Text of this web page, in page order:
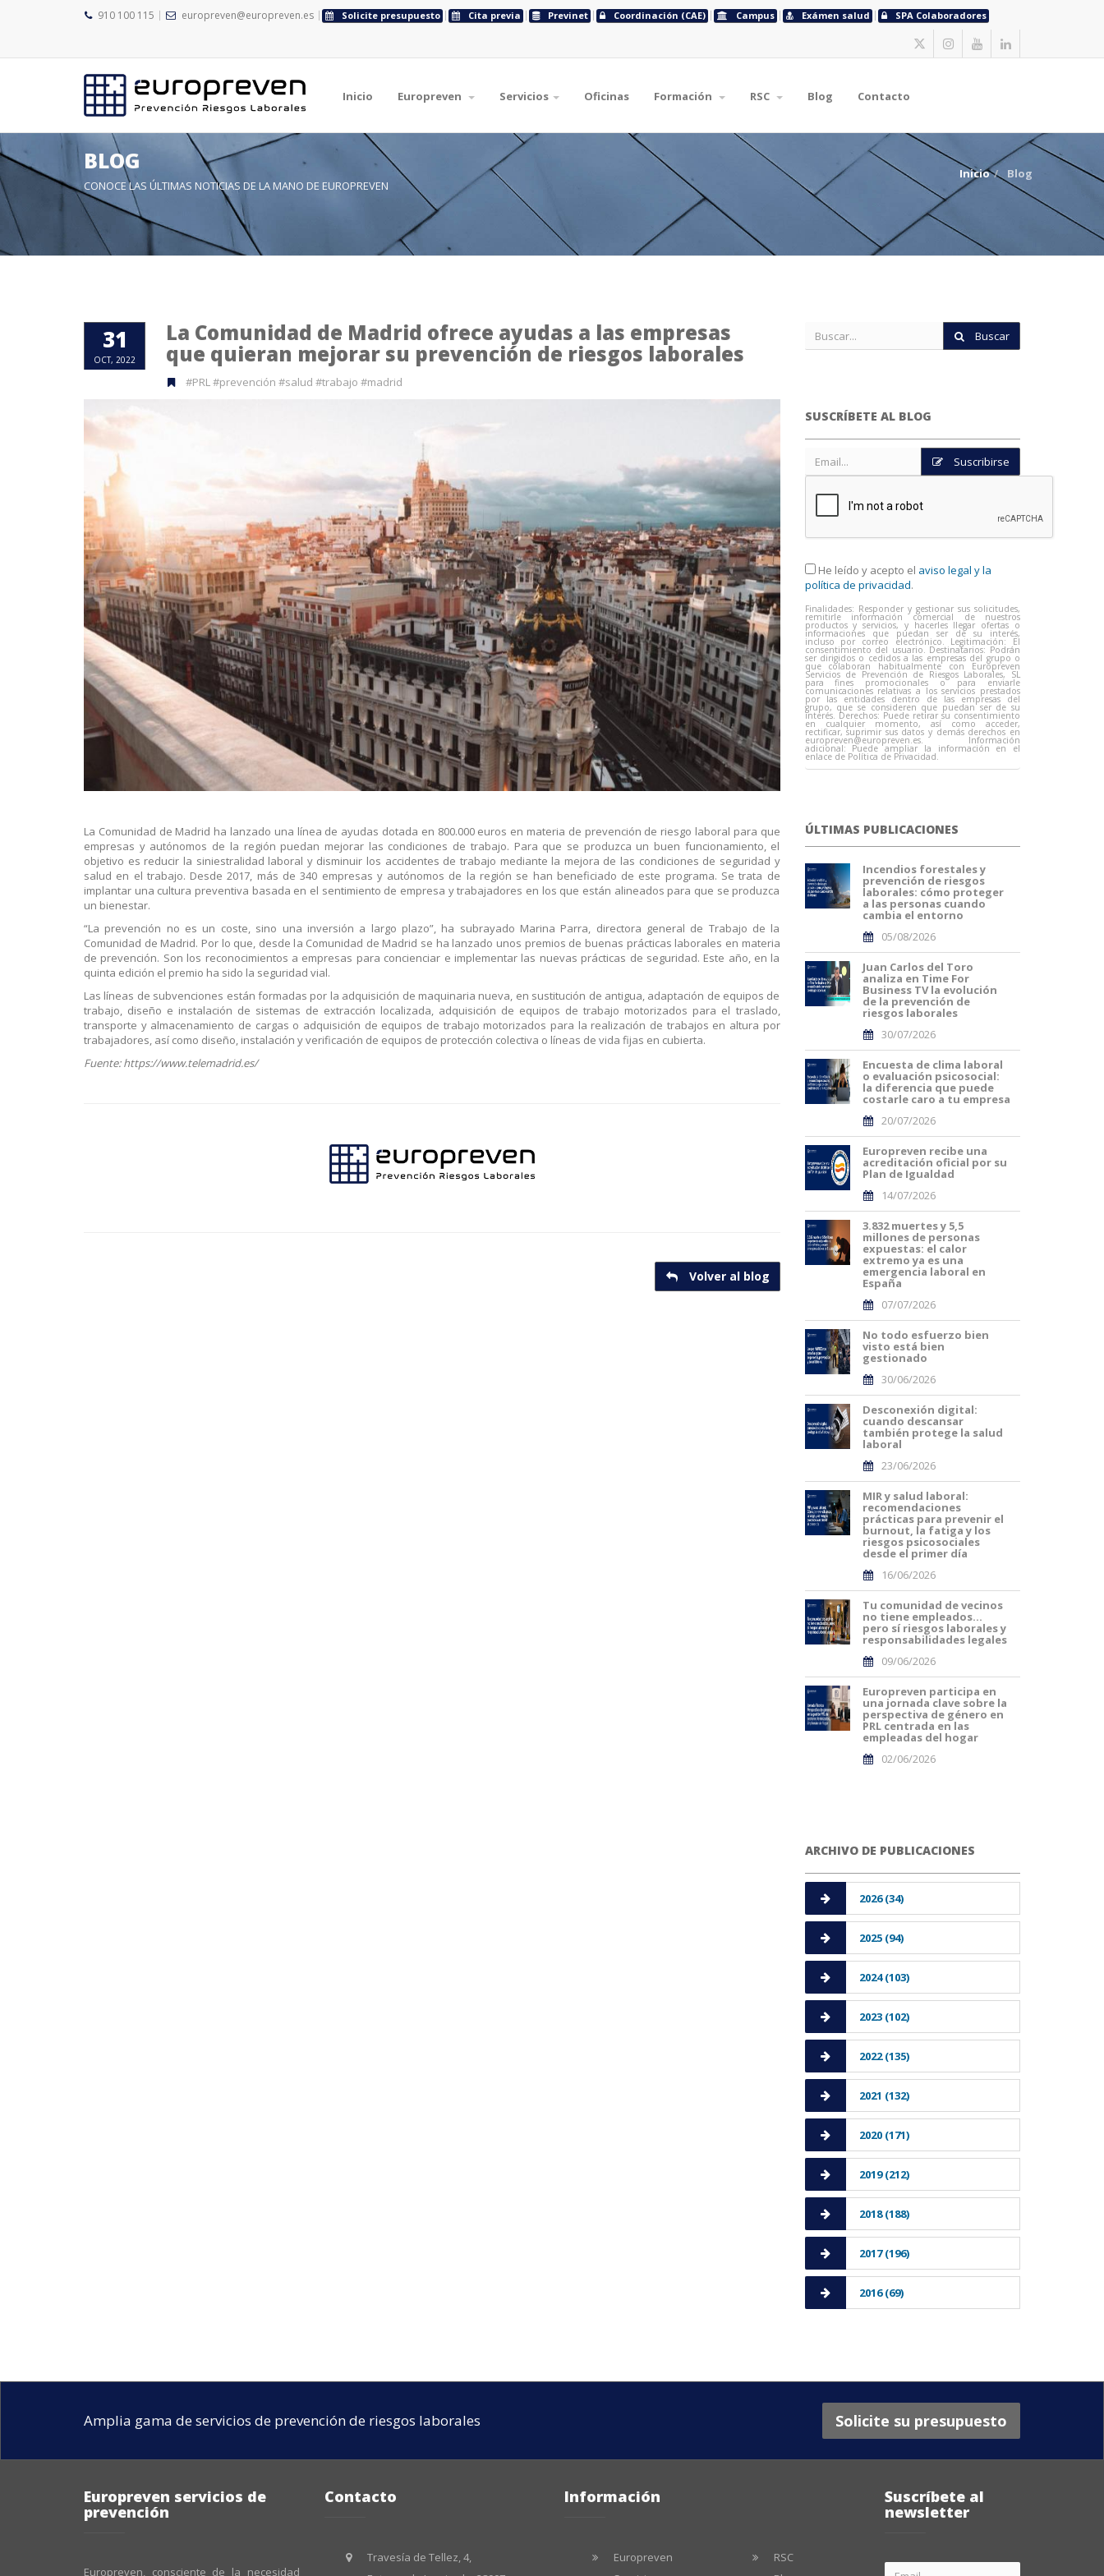
910 100 115 europreven@europreven.es Solicite presupuesto Cita previa Previnet Coordinación (CAE) Campus Exámen salud SPA Colaboradores
Inicio Europreven Servicios Oficinas Formación RSC Blog Contacto
BLOG
CONOCE LAS ÚLTIMAS NOTICIAS DE LA MANO DE EUROPREVEN
Inicio Blog
31
OCT, 2022
La Comunidad de Madrid ofrece ayudas a las empresas
que quieran mejorar su prevención de riesgos laborales
#PRL #prevención #salud #trabajo #madrid
La Comunidad de Madrid ha lanzado una línea de ayudas dotada en 800.000 euros en materia de prevención de riesgo laboral para que
empresas y autónomos de la región puedan mejorar las condiciones de trabajo. Para que se produzca un buen funcionamiento, el
objetivo es reducir la siniestralidad laboral y disminuir los accidentes de trabajo mediante la mejora de las condiciones de seguridad y
salud en el trabajo. Desde 2017, más de 340 empresas y autónomos de la región se han beneficiado de este programa. Se trata de
implantar una cultura preventiva basada en el sentimiento de empresa y trabajadores en los que están alineados para que se produzca
un bienestar.
“La prevención no es un coste, sino una inversión a largo plazo”, ha subrayado Marina Parra, directora general de Trabajo de la
Comunidad de Madrid. Por lo que, desde la Comunidad de Madrid se ha lanzado unos premios de buenas prácticas laborales en materia
de prevención. Son los reconocimientos a empresas para concienciar e implementar las nuevas prácticas de seguridad. Este año, en la
quinta edición el premio ha sido la seguridad vial.
Las líneas de subvenciones están formadas por la adquisición de maquinaria nueva, en sustitución de antigua, adaptación de equipos de
trabajo, diseño e instalación de sistemas de extracción localizada, adquisición de equipos de trabajo motorizados para el traslado,
transporte y almacenamiento de cargas o adquisición de equipos de trabajo motorizados para la realización de trabajos en altura por
trabajadores, así como diseño, instalación y verificación de equipos de protección colectiva o líneas de vida fijas en cubierta.
Fuente: https://www.telemadrid.es/
Volver al blog
Buscar
SUSCRÍBETE AL BLOG
Suscribirse
He leído y acepto el aviso legal y la
política de privacidad.
Finalidades: Responder y gestionar sus solicitudes,
remitirle información comercial de nuestros
productos y servicios, y hacerles llegar ofertas o
informaciones que puedan ser de su interés,
incluso por correo electrónico. Legitimación: El
consentimiento del usuario. Destinatarios: Podrán
ser dirigidos o cedidos a las empresas del grupo o
que colaboran habitualmente con Europreven
Servicios de Prevención de Riesgos Laborales, SL
para fines promocionales o para enviarle
comunicaciones relativas a los servicios prestados
por las entidades dentro de las empresas del
grupo, que se consideren que puedan ser de su
interés. Derechos: Puede retirar su consentimiento
en cualquier momento, así como acceder,
rectificar, suprimir sus datos y demás derechos en
europreven@europreven.es. Información
adicional: Puede ampliar la información en el
enlace de Política de Privacidad.
ÚLTIMAS PUBLICACIONES
Incendios forestales y
prevención de riesgos
laborales: cómo proteger
a las personas cuando
cambia el entorno
05/08/2026
Juan Carlos del Toro
analiza en Time For
Business TV la evolución
de la prevención de
riesgos laborales
30/07/2026
Encuesta de clima laboral
o evaluación psicosocial:
la diferencia que puede
costarle caro a tu empresa
20/07/2026
Europreven recibe una
acreditación oficial por su
Plan de Igualdad
14/07/2026
3.832 muertes y 5,5
millones de personas
expuestas: el calor
extremo ya es una
emergencia laboral en
España
07/07/2026
No todo esfuerzo bien
visto está bien
gestionado
30/06/2026
Desconexión digital:
cuando descansar
también protege la salud
laboral
23/06/2026
MIR y salud laboral:
recomendaciones
prácticas para prevenir el
burnout, la fatiga y los
riesgos psicosociales
desde el primer día
16/06/2026
Tu comunidad de vecinos
no tiene empleados…
pero sí riesgos laborales y
responsabilidades legales
09/06/2026
Europreven participa en
una jornada clave sobre la
perspectiva de género en
PRL centrada en las
empleadas del hogar
02/06/2026
ARCHIVO DE PUBLICACIONES
2026 (34)
2025 (94)
2024 (103)
2023 (102)
2022 (135)
2021 (132)
2020 (171)
2019 (212)
2018 (188)
2017 (196)
2016 (69)
Amplia gama de servicios de prevención de riesgos laborales Solicite su presupuesto
Europreven servicios de
prevención
Europreven, consciente de la necesidad
Contacto
Travesía de Tellez, 4,
Información
Europreven
RSC
Suscríbete al
newsletter